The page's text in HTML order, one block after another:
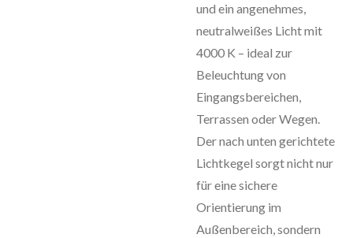
und ein angenehmes,
neutralweißes Licht mit
4000 K – ideal zur
Beleuchtung von
Eingangsbereichen,
Terrassen oder Wegen.
Der nach unten gerichtete
Lichtkegel sorgt nicht nur
für eine sichere
Orientierung im
Außenbereich, sondern